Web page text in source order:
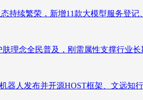
续繁荣，新增11款大模型服务登记
理念全民普及，刚需属性支撑行业长
器人发布并开源HOST框架、文远知